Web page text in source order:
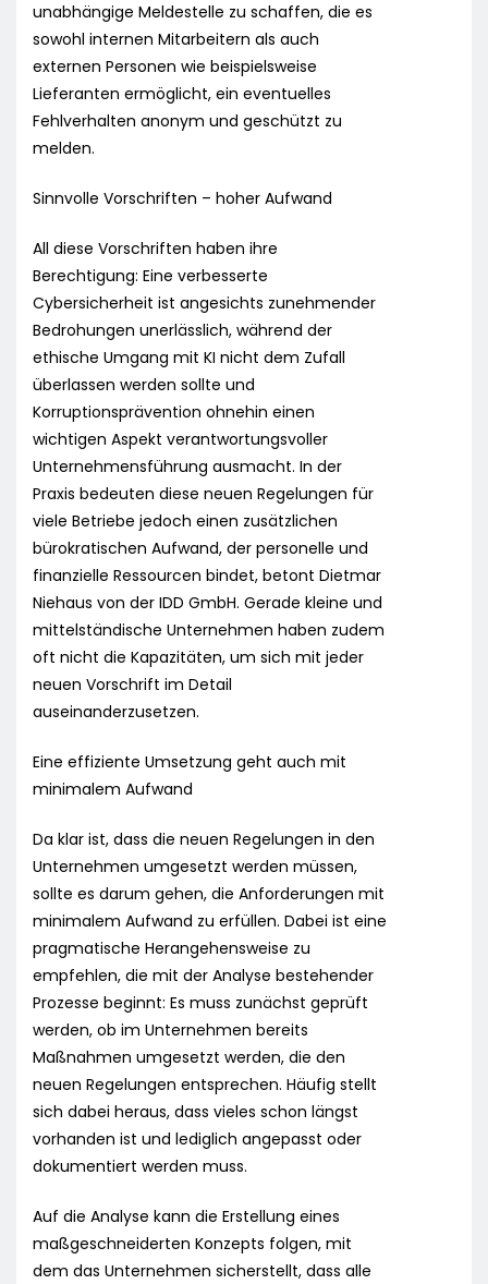
unabhängige Meldestelle zu schaffen, die es
sowohl internen Mitarbeitern als auch
externen Personen wie beispielsweise
Lieferanten ermöglicht, ein eventuelles
Fehlverhalten anonym und geschützt zu
melden.
Sinnvolle Vorschriften – hoher Aufwand
All diese Vorschriften haben ihre
Berechtigung: Eine verbesserte
Cybersicherheit ist angesichts zunehmender
Bedrohungen unerlässlich, während der
ethische Umgang mit KI nicht dem Zufall
überlassen werden sollte und
Korruptionsprävention ohnehin einen
wichtigen Aspekt verantwortungsvoller
Unternehmensführung ausmacht. In der
Praxis bedeuten diese neuen Regelungen für
viele Betriebe jedoch einen zusätzlichen
bürokratischen Aufwand, der personelle und
finanzielle Ressourcen bindet, betont Dietmar
Niehaus von der IDD GmbH. Gerade kleine und
mittelständische Unternehmen haben zudem
oft nicht die Kapazitäten, um sich mit jeder
neuen Vorschrift im Detail
auseinanderzusetzen.
Eine effiziente Umsetzung geht auch mit
minimalem Aufwand
Da klar ist, dass die neuen Regelungen in den
Unternehmen umgesetzt werden müssen,
sollte es darum gehen, die Anforderungen mit
minimalem Aufwand zu erfüllen. Dabei ist eine
pragmatische Herangehensweise zu
empfehlen, die mit der Analyse bestehender
Prozesse beginnt: Es muss zunächst geprüft
werden, ob im Unternehmen bereits
Maßnahmen umgesetzt werden, die den
neuen Regelungen entsprechen. Häufig stellt
sich dabei heraus, dass vieles schon längst
vorhanden ist und lediglich angepasst oder
dokumentiert werden muss.
Auf die Analyse kann die Erstellung eines
maßgeschneiderten Konzepts folgen, mit
dem das Unternehmen sicherstellt, dass alle